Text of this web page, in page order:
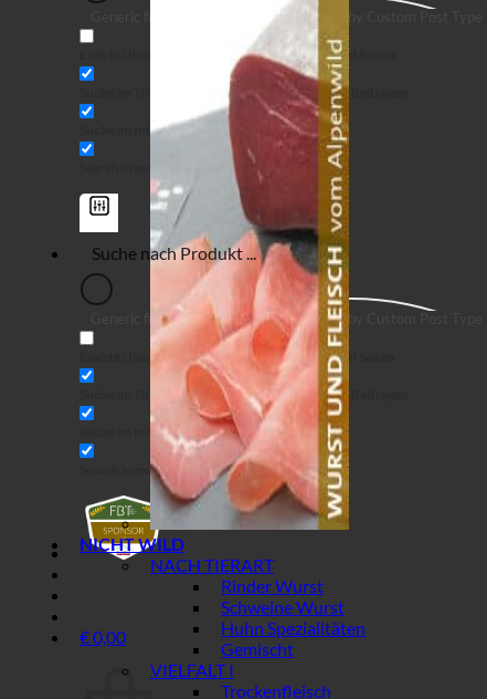
Suche im Inhalt
Suche auf Seiten
Suche in Beiträgen
Generic filters
Exakte Übereinstimmung
Suche im Inhalt
Search in excerpt
Filter by Custom Post Type
Suche auf Seiten
Suche in Beiträgen
€0,00
NICHT WILD
NACH TIERART
Rinder Wurst
Schweine Wurst
Huhn Spezialitäten
Gemischt
VIELFALT I
Trockenfleisch